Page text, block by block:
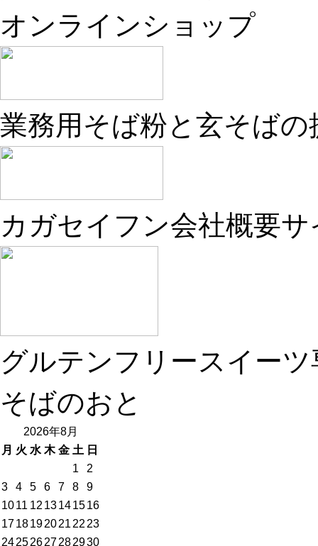
オンラインショップ
業務用そば粉と玄そばの
カガセイフン会社概要サ
グルテンフリースイーツ
そばのおと
2026年8月
月 火 水 木 金 土 日
1
2
3
4 5 6 7 8
9
1011 12 13141516
1718192021 22 23
24252627282930